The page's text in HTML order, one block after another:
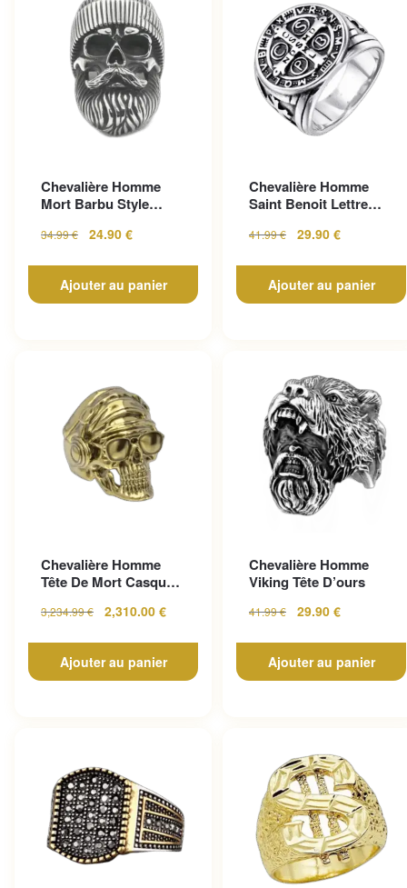
Chevalière Homme
Mort Barbu Style
Inoxy...
34.99€ 24.90 €
Ajouter au panier
Chevalière Homme
Saint Benoit Lettre
41.99€ 29.90 €
Ajouter au panier
Chevalière Homme
Tête De Mort Casque
3,234.99€ 2,310.00 €
Ajouter au panier
Chevalière Homme
Viking Tête D’ours
41.99€ 29.90 €
Ajouter au panier